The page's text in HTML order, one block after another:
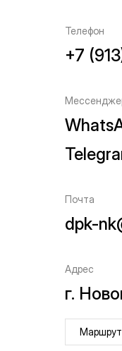
Телефон
+7
Почта
dpk-
Адрес
г.